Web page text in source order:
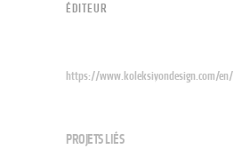
ÉDITEUR
https://www.koleksiyondesign.com/en/
PROJETS LIÉS